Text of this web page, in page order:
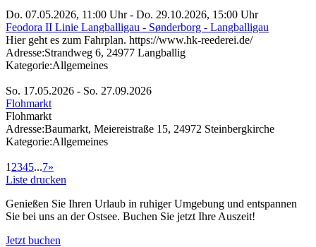
Do. 07.05.2026, 11:00 Uhr - Do. 29.10.2026, 15:00 Uhr
Feodora II Linie Langballigau - Sønderborg - Langballigau
Hier geht es zum Fahrplan. https://www.hk-reederei.de/
Adresse:Strandweg 6, 24977 Langballig
Kategorie:Allgemeines
So. 17.05.2026 - So. 27.09.2026
Flohmarkt
Flohmarkt
Adresse:Baumarkt, Meiereistraße 15, 24972 Steinbergkirche
Kategorie:Allgemeines
1 2345...7»
Liste drucken
Genießen Sie Ihren Urlaub in ruhiger Umgebung und entspannen
Sie bei uns an der Ostsee. Buchen Sie jetzt Ihre Auszeit!
Jetzt buchen